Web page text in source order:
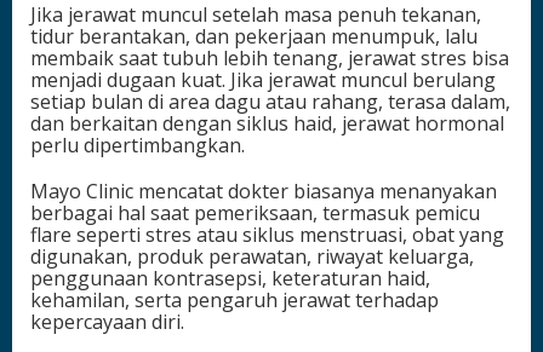
Jika jerawat muncul setelah masa penuh tekanan,
tidur berantakan, dan pekerjaan menumpuk, lalu
membaik saat tubuh lebih tenang, jerawat stres bisa
menjadi dugaan kuat. Jika jerawat muncul berulang
setiap bulan di area dagu atau rahang, terasa dalam,
dan berkaitan dengan siklus haid, jerawat hormonal
perlu dipertimbangkan.
Mayo Clinic mencatat dokter biasanya menanyakan
berbagai hal saat pemeriksaan, termasuk pemicu
flare seperti stres atau siklus menstruasi, obat yang
digunakan, produk perawatan, riwayat keluarga,
penggunaan kontrasepsi, keteraturan haid,
kehamilan, serta pengaruh jerawat terhadap
kepercayaan diri.